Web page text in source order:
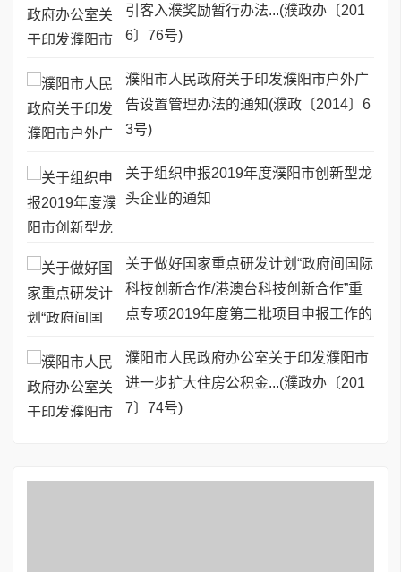
引客入濮奖励暂行办法...(濮政办〔201
6〕76号)
濮阳市人民政府关于印发濮阳市户外广
告设置管理办法的通知(濮政〔2014〕6
3号)
关于组织申报2019年度濮阳市创新型龙
头企业的通知
关于做好国家重点研发计划“政府间国际
科技创新合作/港澳台科技创新合作”重
点专项2019年度第二批项目申报工作的
濮阳市人民政府办公室关于印发濮阳市
进一步扩大住房公积金...(濮政办〔201
7〕74号)